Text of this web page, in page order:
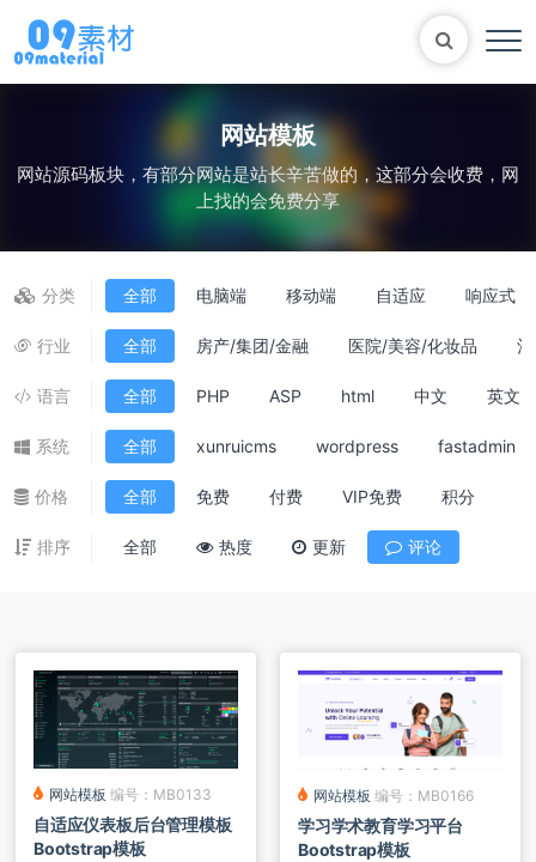
Bootstrap 表单 尼尔机械纪元 轮播
知识库
网站模板
网站源码板块，有部分网站是站长辛苦做的，这部分会收费，网
上找的会免费分享
分类 全部 电脑端 移动端 自适应 响应式
行业 全部 房产/集团/金融 医院/美容/化妆品
语言 全部 PHP ASP html 中文 英文
系统 全部 xunruicms wordpress fastadmin
价格 全部 免费 付费 VIP免费 积分
排序 全部 热度 更新 评论
网站模板 编号：MB0133
自适应仪表板后台管理模板
Bootstrap模板
网站模板 编号：MB0166
学习学术教育学习平台
Bootstrap模板